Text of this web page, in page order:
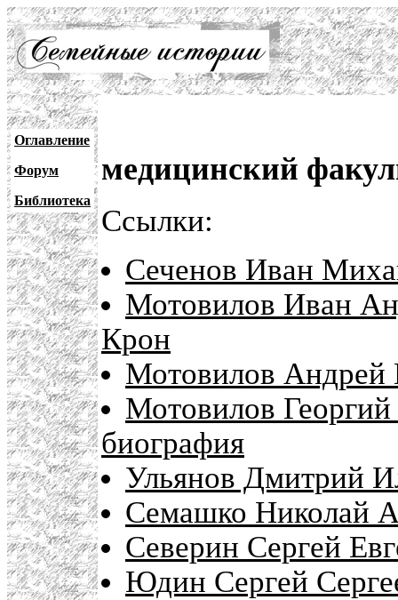
Оглавление
Форум
Библиотека
медицинский
Ссылки:
Сеченов Иван
Мотовилов Иван
Крон
Мотовилов Андрей
Мотовилов
биография
Ульянов Дмитрий
Семашко Николай
Северин Сергей
Юдин Сергей